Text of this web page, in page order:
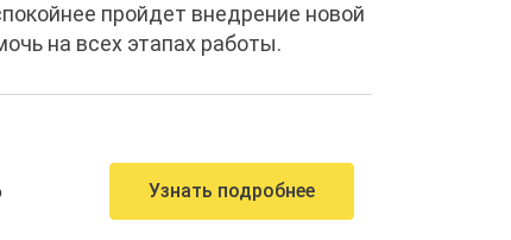
пройдет внедрение новой
на всех этапах работы.
Узнать подробнее